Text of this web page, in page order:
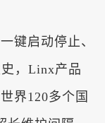
键启动停止、
，Linx产品
界120多个国